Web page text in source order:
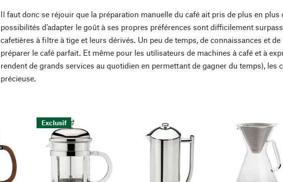
Il faut donc se réjouir que la préparation manuelle du café ait pris de plus en plus
possibilités d’adapter le goût à ses propres préférences sont difficilement
cafetières à filtre à tige et leurs dérivés. Un peu de temps, de connaissances et
préparer le café parfait. Et même pour les utilisateurs de machines à café et à
rendent de grands services au quotidien en permettant de gagner du temps), les
précieuse.
Exclusif